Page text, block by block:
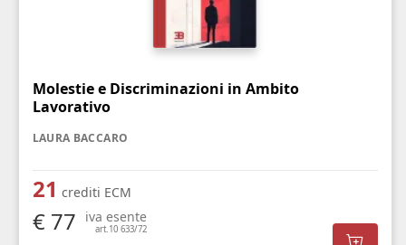
Molestie e Discriminazioni in Ambito
Lavorativo
LAURA BACCARO
21 crediti ECM
€ 77 iva esente
art.10 633/72